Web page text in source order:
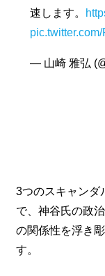
速します。
— 山崎 雅弘
3つのスキャンダ
で、神谷氏の政
の関係性を浮き
す。